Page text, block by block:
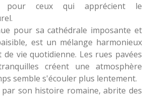
pour ceux qui apprécient le
pour sa cathédrale imposante et
est un mélange harmonieux
vie quotidienne. Les rues pavées
créent une atmosphère
semble s'écouler plus lentement.
son histoire romaine, abrite des